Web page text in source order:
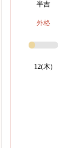
半吉
外格
12(木)